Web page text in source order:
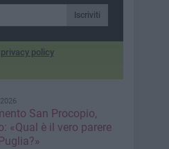
Iscriviti
privacy policy
San Procopio,
«Qual è il vero parere